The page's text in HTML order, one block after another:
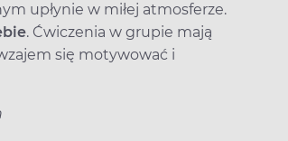
upłynie w miłej atmosferze.
. Ćwiczenia w grupie mają
się motywować i